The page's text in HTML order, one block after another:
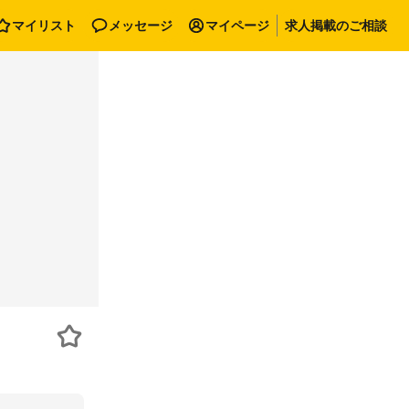
マイリスト メッセージ マイページ 求人掲載のご相談